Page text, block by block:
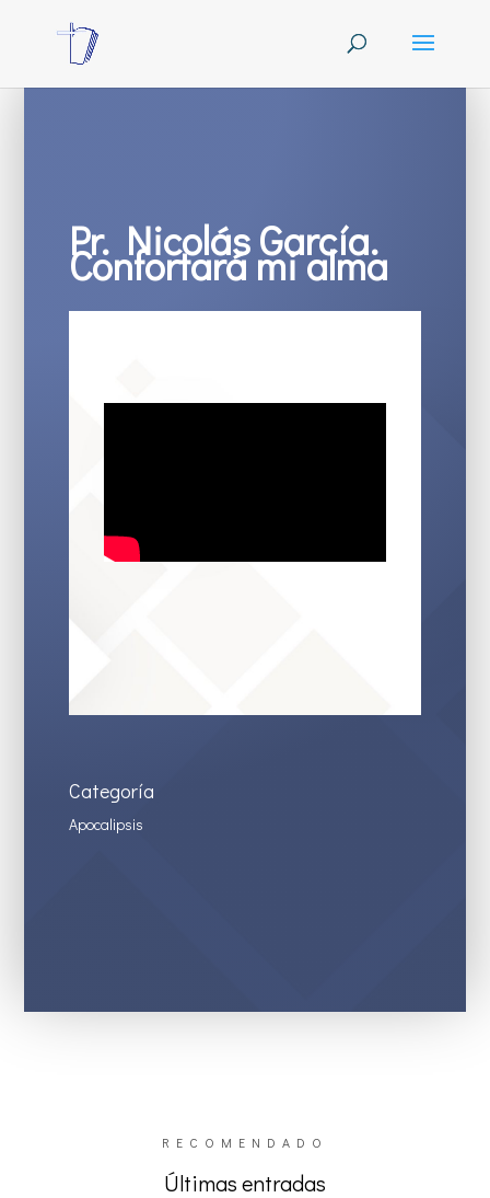
Pr. Nicolás García.
Confortará mi alma
Categoría
Apocalipsis
RECOMENDADO
Últimas entradas